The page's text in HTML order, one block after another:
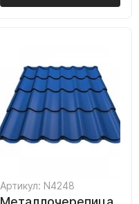
Артикул: N4248